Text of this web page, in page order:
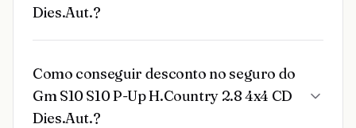
Dies.Aut.?
Como conseguir desconto no seguro do
Gm S10 S10 P-Up H.Country 2.8 4x4 CD
Dies.Aut.?